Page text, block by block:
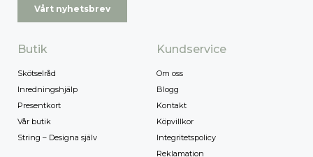
Vårt nyhetsbrev
Butik
Skötselråd
Inredningshjälp
Presentkort
Vår butik
String – Designa själv
Kundservice
Om oss
Blogg
Kontakt
Köpvillkor
Integritetspolicy
Reklamation